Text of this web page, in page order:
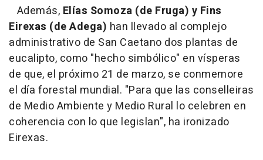
Además, Elías Somoza (de Fruga) y Fins
Eirexas (de Adega) han llevado al complejo
administrativo de San Caetano dos plantas de
eucalipto, como "hecho simbólico" en vísperas
de que, el próximo 21 de marzo, se conmemore
el día forestal mundial. "Para que las conselleiras
de Medio Ambiente y Medio Rural lo celebren en
coherencia con lo que legislan", ha ironizado
Eirexas.